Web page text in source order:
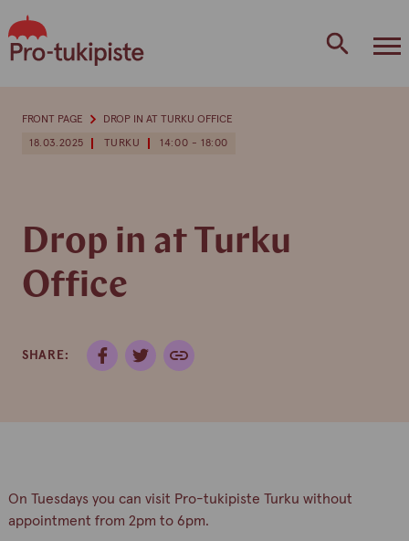
to
content
18.03.2025 TURKU 14:00 - 18:00
Drop in at Turku
Office
SHARE:
FRONT PAGE DROP IN AT TURKU OFFICE
On Tuesdays you can visit Pro-tukipiste Turku without
appointment from 2pm to 6pm.